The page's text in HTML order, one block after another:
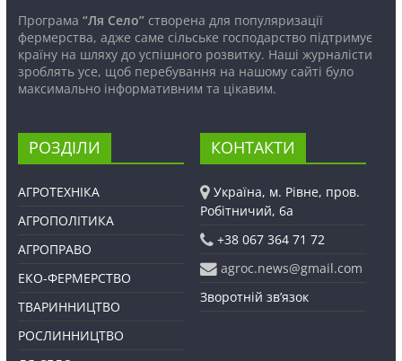
Програма “Ля Село”створена для популяризації
фермерства, адже саме сільське господарство підтримує
країну на шляху до успішного розвитку. Наші журналісти
зроблять усе, щоб перебування на нашому сайті було
максимально інформативним та цікавим.
РОЗДІЛИ
АГРОТЕХНІКА
АГРОПОЛІТИКА
АГРОПРАВО
ЕКО-ФЕРМЕРСТВО
ТВАРИННИЦТВО
РОСЛИННИЦТВО
КОНТАКТИ
Україна, м. Рівне, пров.
Робітничий, 6а
+38 067 364 71 72
agroc.news@gmail.com
Зворотній зв’язок